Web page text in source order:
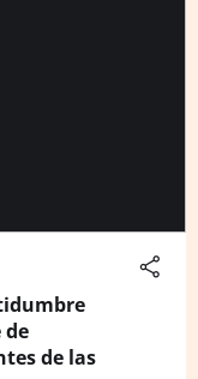
de
de las